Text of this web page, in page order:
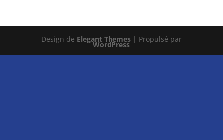
Design de Elegant Themes| Propulsé par
WordPress